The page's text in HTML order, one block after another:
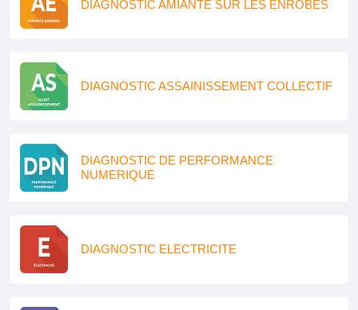
DIAGNOSTIC AMIANTE SUR LES ENROBES
DIAGNOSTIC ASSAINISSEMENT COLLECTIF
DIAGNOSTIC DE PERFORMANCE
NUMERIQUE
DIAGNOSTIC ELECTRICITE